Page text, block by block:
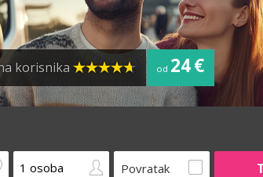
korisnika od 24 €
Povratak